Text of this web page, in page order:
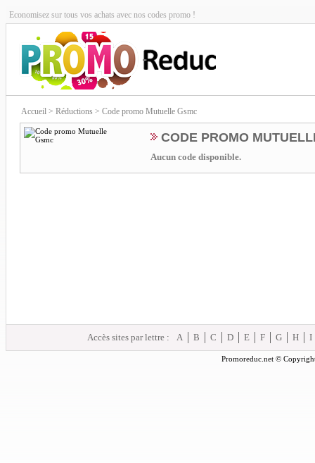
Economisez sur tous vos achats avec nos codes promo !
Accueil > Réductions > Code promo Mutuelle Gsmc
CODE PROMO
Aucun code disponible.
Accès sites par lettre : A B C D E F G H I
Promoreduc.net ©